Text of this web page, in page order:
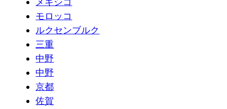
モロッコ
ルクセンブルク
三重
中野
中野
京都
佐賀